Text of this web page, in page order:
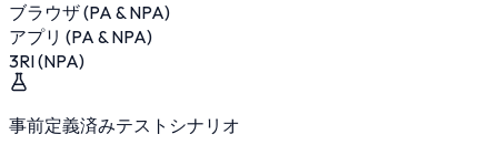
ブラウザ (PA & NPA)
アプリ (PA & NPA)
3RI (NPA)
事前定義済みテストシナリオ